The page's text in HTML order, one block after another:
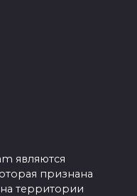
являются
признана
территории